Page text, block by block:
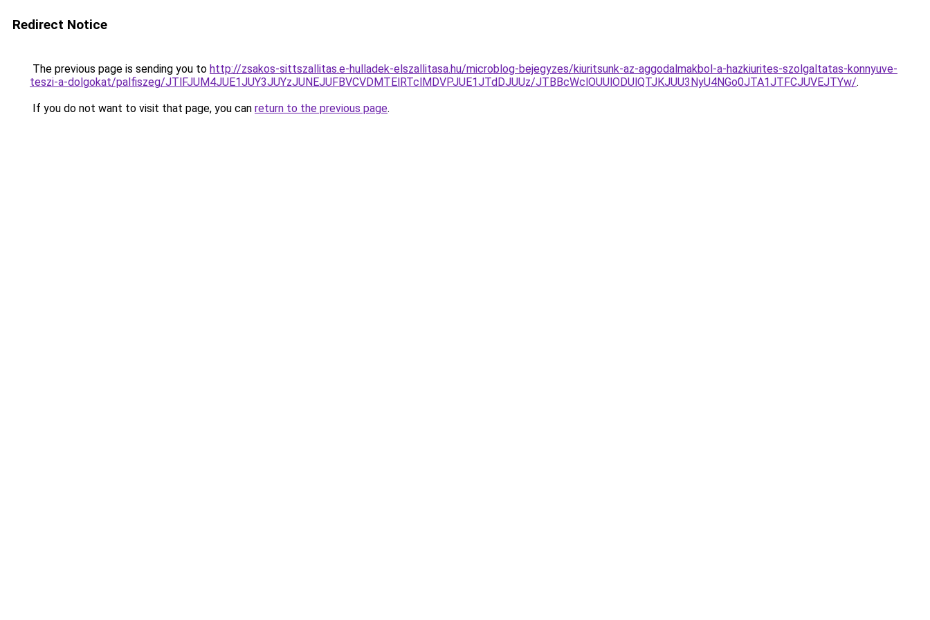
Redirect Notice
The previous page is sending you to http://zsakos-sittszallitas.e-hulladek-elszallitasa.hu/microblog-bejegyzes/kiuritsunk-az-aggodalmakbol-a-hazkiurites-szolgaltatas-konnyuve-
teszi-a-dolgokat/palfiszeg/JTlFJUM4JUE1JUY3JUYzJUNEJUFBVCVDMTElRTclMDVPJUE1JTdDJUUz/JTBBcWclOUUlODUlQTJKJUU3NyU4NGo0JTA1JTFCJUVEJTYw/.
If you do not want to visit that page, you can return to the previous page.